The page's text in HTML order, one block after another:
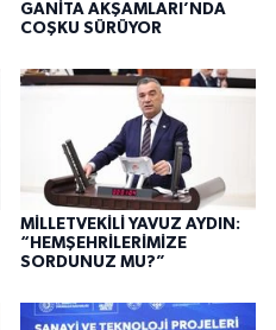
GANİTA AKŞAMLARI’NDA
COŞKU SÜRÜYOR
MİLLETVEKİLİ YAVUZ AYDIN:
“HEMŞEHRİLERİMİZE
SORDUNUZ MU?”